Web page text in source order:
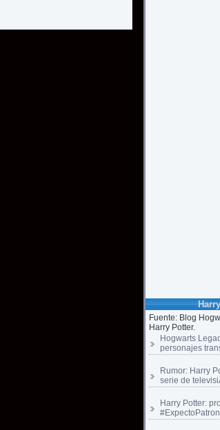
Fuente: Blog
Harry Potter.
Hogwarts
personajes
Rumor: Harry
serie de
Harry Potter: